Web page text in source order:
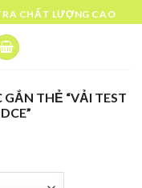
CHẤT LƯỢNG CAO
THẺ “VẢI TEST